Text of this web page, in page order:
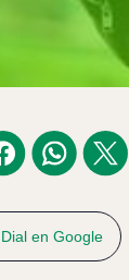
en Google